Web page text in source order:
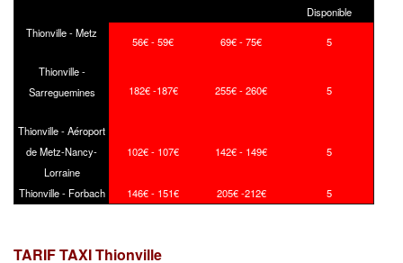
Disponible
Thionville - Metz
56€ - 59€ 69€ - 75€ 5
Thionville -
Sarreguemines
182€ -187€ 255€ - 260€ 5
Thionville - Aéroport
de Metz-Nancy-
Lorraine
102€ - 107€ 142€ - 149€ 5
Thionville - Forbach 146€ - 151€ 205€ -212€ 5
TARIF TAXI Thionville